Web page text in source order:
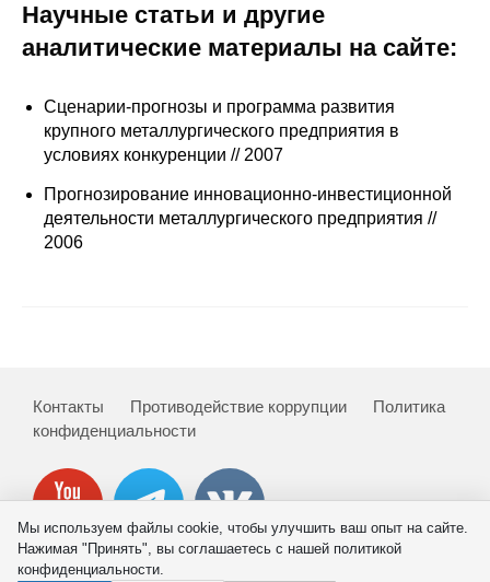
Администрация
Отчетность
Противодействие коррупции
Издания
О журнале
Номера журналов
Научные статьи и другие
аналитические материалы на сайте:
Сценарии-прогнозы и программа развития
крупного металлургического предприятия в
условиях конкуренции // 2007
Прогнозирование инновационно-инвестиционной
деятельности металлургического предприятия //
2006
Контакты Противодействие коррупции
Политика
конфиденциальности
Мы используем файлы cookie, чтобы улучшить ваш опыт на сайте.
Нажимая "Принять", вы соглашаетесь с нашей политикой
конфиденциальности.